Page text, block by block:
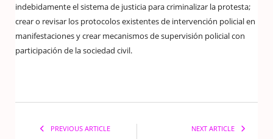
indebidamente el sistema de justicia para criminalizar la protesta;
crear o revisar los protocolos existentes de intervención policial en
manifestaciones y crear mecanismos de supervisión policial con
participación de la sociedad civil.
PREVIOUS ARTICLE NEXT ARTICLE